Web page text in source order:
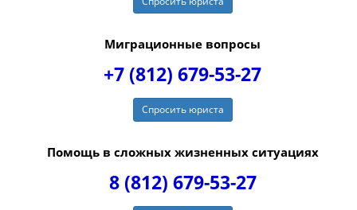
Миграционные вопросы
+7 (812) 679-53-27
Спросить юриста
Помощь в сложных жизненных ситуациях
8 (812) 679-53-27